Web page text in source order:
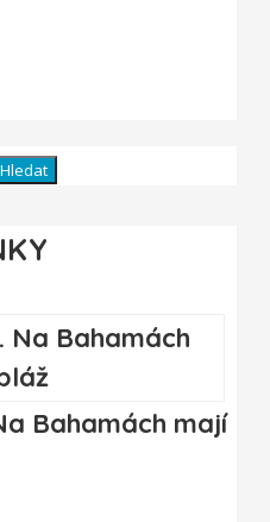
Hledat
Bahamách mají